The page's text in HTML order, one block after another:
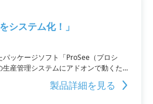
システム化！」
ッケージソフト「ProSee（プロシ
産管理システムにアドオンで動くた
マスタ類の設定で業務にフィットさせる
スを見える化する「ガラス張り原価計算
製品詳細を見る